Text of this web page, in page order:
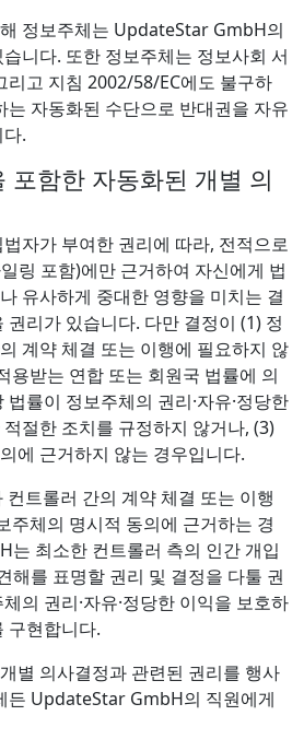
정보주체는 UpdateStar GmbH의
니다. 또한 정보주체는 정보사회 서
리고 지침 2002/58/EC에도 불구하
는 자동화된 수단으로 반대권을 자유
.
포함한 자동화된 개별 의
자가 부여한 권리에 따라, 전적으로
링 포함)에만 근거하여 자신에게 법
유사하게 중대한 영향을 미치는 결
권리가 있습니다. 다만 결정이 (1) 정
계약 체결 또는 이행에 필요하지 않
용받는 연합 또는 회원국 법률에 의
률이 정보주체의 권리·자유·정당한
절한 조치를 규정하지 않거나, (3)
에 근거하지 않는 경우입니다.
트롤러 간의 계약 체결 또는 이행
주체의 명시적 동의에 근거하는 경
최소한 컨트롤러 측의 인간 개입
해를 표명할 권리 및 결정을 다툴 권
의 권리·자유·정당한 이익을 보호하
구현합니다.
별 의사결정과 관련된 권리를 행사
든 UpdateStar GmbH의 직원에게